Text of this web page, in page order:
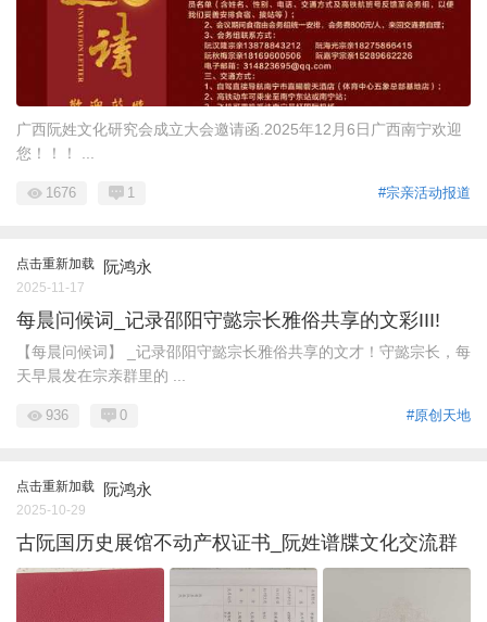
广西阮姓文化研究会成立大会邀请函.2025年12月6日广西南宁欢迎
您！！！ ...
#宗亲活动报道
1676 1
点击重新加载 阮鸿永
2025-11-17
每晨问候词_记录邵阳守懿宗长雅俗共享的文彩III!
【每晨问候词】 _记录邵阳守懿宗长雅俗共享的文才！守懿宗长，每
天早晨发在宗亲群里的 ...
#原创天地
936 0
点击重新加载 阮鸿永
2025-10-29
古阮国历史展馆不动产权证书_阮姓谱牒文化交流群